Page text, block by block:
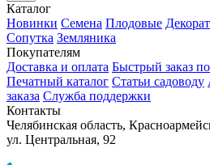
Каталог
Новинки Семена Плодовые
Сопутка Земляника
Покупателям
Доставка и оплата Быстрый заказ
Печатный каталог Статьи садоводу
заказа Служба поддержки
Контакты
Челябинская область,
ул. Центральная, 92